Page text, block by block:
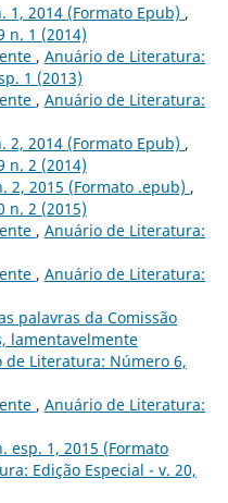
1, 2014 (Formato Epub) ,
n. 1 (2014)
, Anuário de Literatura:
1 (2013)
, Anuário de Literatura:
2, 2014 (Formato Epub) ,
n. 2 (2014)
2, 2015 (Formato .epub) ,
n. 2 (2015)
, Anuário de Literatura:
, Anuário de Literatura:
palavras da Comissão
lamentavelmente
de Literatura: Número 6,
, Anuário de Literatura:
esp. 1, 2015 (Formato
Edição Especial - v. 20,